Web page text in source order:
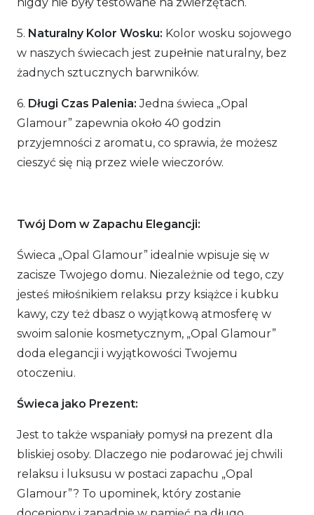
5. Naturalny Kolor Wosku: Kolor wosku sojowego
w naszych świecach jest zupełnie naturalny, bez
żadnych sztucznych barwników.
6. Długi Czas Palenia: Jedna świeca „Opal
Glamour” zapewnia około 40 godzin
przyjemności z aromatu, co sprawia, że możesz
cieszyć się nią przez wiele wieczorów.
Twój Dom w Zapachu Elegancji:
Świeca „Opal Glamour” idealnie wpisuje się w
zacisze Twojego domu. Niezależnie od tego, czy
jesteś miłośnikiem relaksu przy książce i kubku
kawy, czy też dbasz o wyjątkową atmosferę w
swoim salonie kosmetycznym, „Opal Glamour”
doda elegancji i wyjątkowości Twojemu
otoczeniu.
Świeca jako Prezent:
Jest to także wspaniały pomysł na prezent dla
bliskiej osoby. Dlaczego nie podarować jej chwili
relaksu i luksusu w postaci zapachu „Opal
Glamour”? To upominek, który zostanie